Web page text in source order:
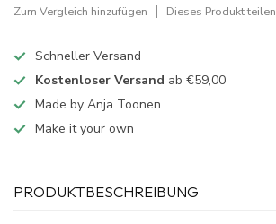
Zum Vergleich hinzufügen Dieses Produkt teilen
Schneller Versand
Kostenloser Versand ab €59,00
Made by Anja Toonen
Make it your own
PRODUKTBESCHREIBUNG